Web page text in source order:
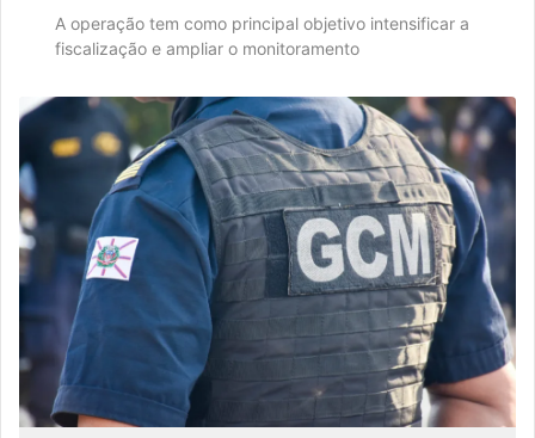
A operação tem como principal objetivo intensificar a
fiscalização e ampliar o monitoramento